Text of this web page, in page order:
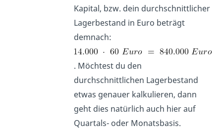
Kapital, bzw. dein durchschnittlicher
Lagerbestand in Euro beträgt
demnach:
. Möchtest du den
durchschnittlichen Lagerbestand
etwas genauer kalkulieren, dann
geht dies natürlich auch hier auf
Quartals- oder Monatsbasis.